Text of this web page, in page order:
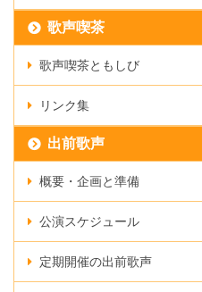
歌声喫茶
歌声喫茶ともしび
リンク集
出前歌声
概要・企画と準備
公演スケジュール
定期開催の出前歌声